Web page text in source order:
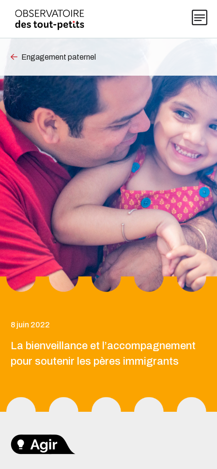
Thématiques
Explorer les données 0-5
Publications
Actualités
À propos
Engagement paternel
8 juin 2022
La bienveillance et l’accompagnement
pour soutenir les pères immigrants